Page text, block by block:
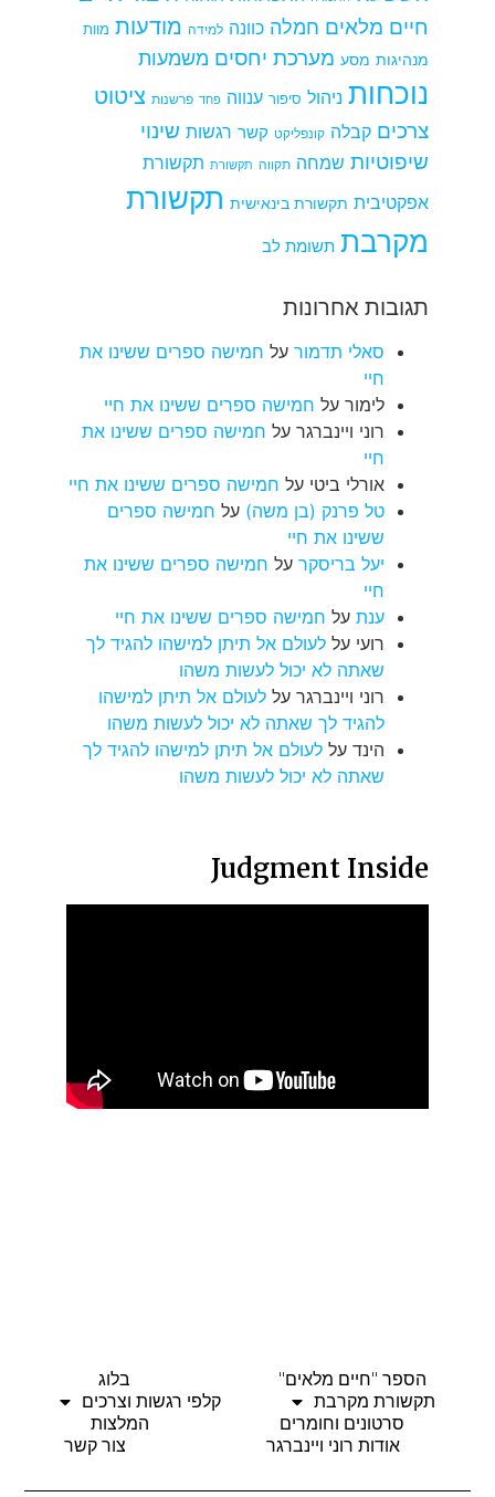
חיים מלאים חמלה כוונה למידה מודעות מוות
מנהיגות מסע מערכת יחסים משמעות
נוכחות ניהול סיפור ענווה פחד פרשנות ציטוט
צרכים קבלה קונפליקט קשר רגשות שינוי
שיפוטיות שמחה תקווה תקשורת תקשורת
אפקטיבית תקשורת בינאישית תקשורת
מקרבת תשומת לב
תגובות אחרונות
סאלי תדמור על חמישה ספרים ששינו את
חיי
לימור על חמישה ספרים ששינו את חיי
רוני ויינברגר על חמישה ספרים ששינו את
חיי
אורלי ביטי על חמישה ספרים ששינו את חיי
טל פרנק (בן משה) על חמישה ספרים
ששינו את חיי
יעל בריסקר על חמישה ספרים ששינו את
חיי
ענת על חמישה ספרים ששינו את חיי
רועי על לעולם אל תיתן למישהו להגיד לך
שאתה לא יכול לעשות משהו
רוני ויינברגר על לעולם אל תיתן למישהו
להגיד לך שאתה לא יכול לעשות משהו
הינד על לעולם אל תיתן למישהו להגיד לך
שאתה לא יכול לעשות משהו
Judgment Inside
הספר "חיים מלאים"
בלוג
תקשורת מקרבת
קלפי רגשות וצרכים
סרטונים וחומרים
המלצות
אודות רוני ויינברגר
צור קשר